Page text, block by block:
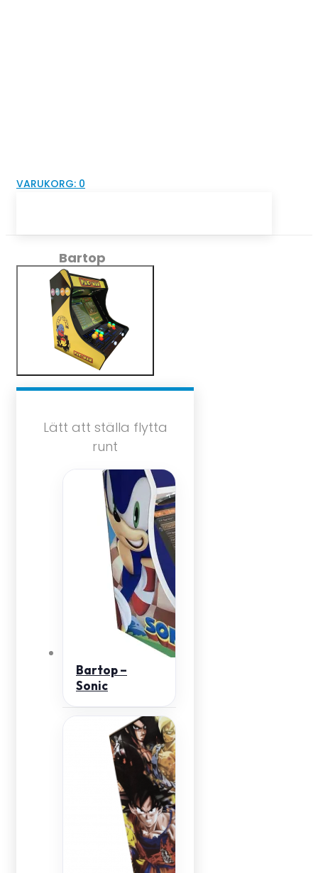
VARUKORG: 0
Bartop
Lätt att ställa flytta
runt
Bartop –
Sonic